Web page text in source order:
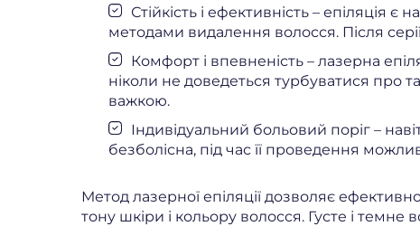
Стійкість і ефективність –
методами видалення волосся. Після
Комфорт і впевненість – лазерна
ніколи не доведеться турбуватися про
важкою.
Індивідуальний больовий поріг –
безболісна, під час її проведення
Метод лазерної епіляції дозволяє
тону шкіри і кольору волосся. Густе і